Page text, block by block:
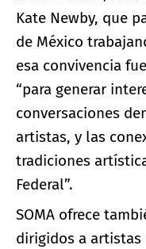
Kate Newby, que
de México
esa convivencia
“para generar
conversaciones
artistas, y las
tradiciones
Federal”.
SOMA ofrece
dirigidos a artistas